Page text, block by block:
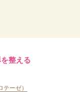
整える
ーゼ）